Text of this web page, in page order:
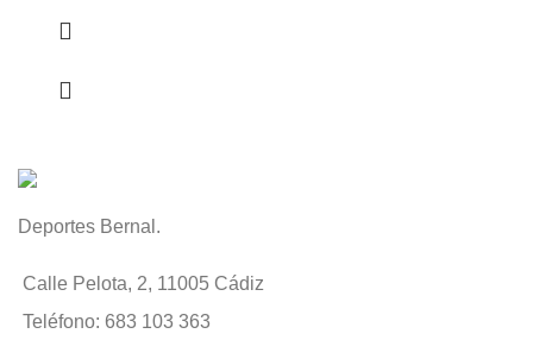
Deportes Bernal.
Calle Pelota, 2, 11005 Cádiz
Teléfono: 683 103 363